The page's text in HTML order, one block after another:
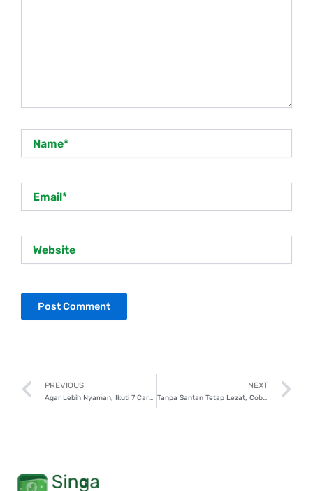
Prev
PREVIOUS
Agar Lebih Nyaman, Ikuti 7 Cara Tata Rumah Sebelum Lebaran!
NEXT
Tanpa Santan Tetap Lezat, Coba 6 Resep Menu Lebaran Ini!